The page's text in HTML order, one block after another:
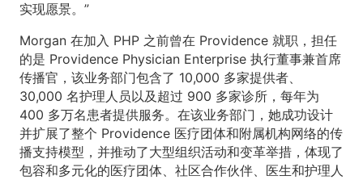
实现愿景。”
Morgan 在加入 PHP 之前曾在 Providence 就职，担任
的是 Providence Physician Enterprise 执行董事兼首席
传播官，该业务部门包含了 10,000 多家提供者、
30,000 名护理人员以及超过 900 多家诊所，每年为
400 多万名患者提供服务。在该业务部门，她成功设计
并扩展了整个 Providence 医疗团体和附属机构网络的传
播支持模型，并推动了大型组织活动和变革举措，体现了
包容和多元化的医疗团体、社区合作伙伴、医生和护理人